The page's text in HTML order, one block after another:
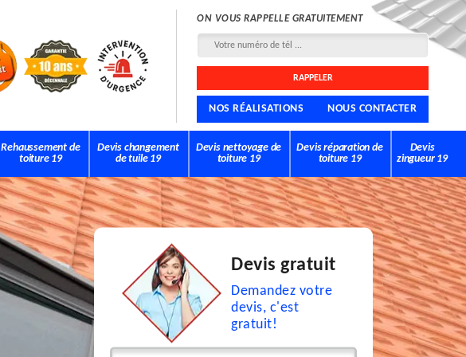
ON VOUS RAPPELLE GRATUITEMENT
NOS RÉALISATIONS NOUS CONTACTER
Rehaussement de
toiture 19
Devis changement
de tuile 19
Devis nettoyage de
toiture 19
Devis réparation de
toiture 19
Devis
zingueur 19
Devis gratuit
Demandez votre
devis, c'est
gratuit!